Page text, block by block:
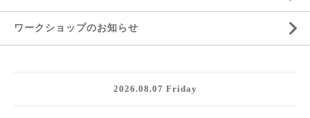
ワークショップのお知らせ
2026.08.07 Friday